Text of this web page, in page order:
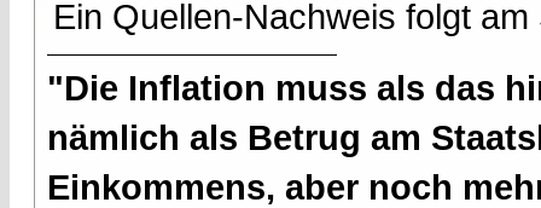
Ein Quellen-Nachweis folgt am
"Die Inflation muss als das
nämlich als Betrug am
Einkommens, aber noch